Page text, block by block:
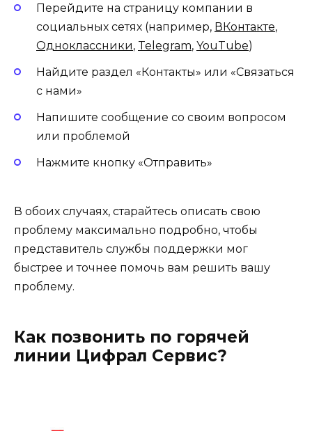
Перейдите на страницу компании в
социальных сетях (например, ВКонтакте,
Одноклассники, Telegram, YouTube)
Найдите раздел «Контакты» или «Связаться
с нами»
Напишите сообщение со своим вопросом
или проблемой
Нажмите кнопку «Отправить»
В обоих случаях, старайтесь описать свою
проблему максимально подробно, чтобы
представитель службы поддержки мог
быстрее и точнее помочь вам решить вашу
проблему.
Как позвонить по горячей
линии Цифрал Сервис?